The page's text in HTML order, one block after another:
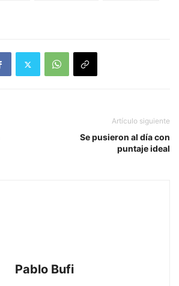
Artículo siguiente
Se pusieron al día con
puntaje ideal
Pablo Bufi